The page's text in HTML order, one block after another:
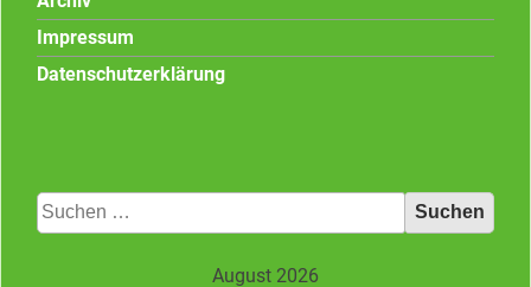
Impressum
Datenschutzerklärung
Suchen
nach:
August 2026